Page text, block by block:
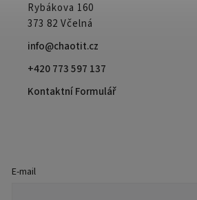
Rybákova 160
373 82 Včelná
info@chaotit.cz
+420 773 597 137
Kontaktní Formulář
E-mail